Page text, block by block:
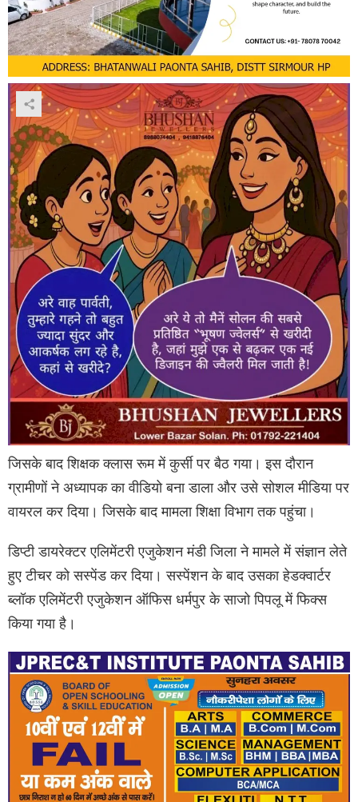
जिसके बाद शिक्षक क्लास रूम में कुर्सी पर बैठ गया। इस दौरान
ग्रामीणों ने अध्यापक का वीडियो बना डाला और उसे सोशल मीडिया पर
वायरल कर दिया। जिसके बाद मामला शिक्षा विभाग तक पहुंचा।
डिप्टी डायरेक्टर एलिमेंटरी एजुकेशन मंडी जिला ने मामले में संज्ञान लेते
हुए टीचर को सस्पेंड कर दिया। सस्पेंशन के बाद उसका हेडक्वार्टर
ब्लॉक एलिमेंटरी एजुकेशन ऑफिस धर्मपुर के साजो पिपलू में फिक्स
किया गया है।